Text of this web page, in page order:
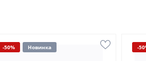
-50% Новинка -